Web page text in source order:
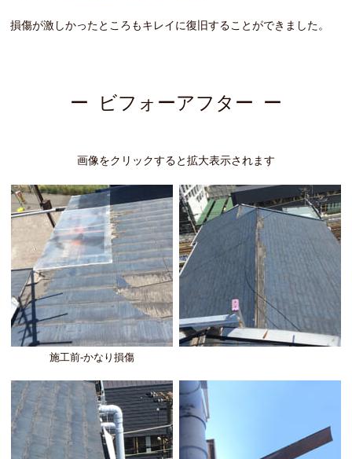
損傷が激しかったところもキレイに復旧することができました。
ビフォーアフター
画像をクリックすると拡大表示されます
施工前-かなり損傷